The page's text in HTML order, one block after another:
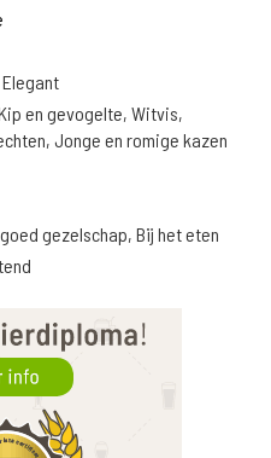
en gevogelte, Witvis,
Jonge en romige kazen
gezelschap, Bij het eten